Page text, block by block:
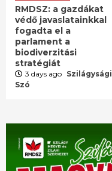
RMDSZ: a gazdákat
védő javaslatainkkal
fogadta el a
parlament a
biodiverzitási
stratégiát
3 days ago Szilágysági
Szó